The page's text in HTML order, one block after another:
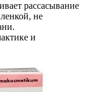
рассасывание
не
и